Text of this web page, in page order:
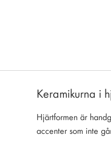
Keramikurna i
Hjärtformen är
accenter som inte